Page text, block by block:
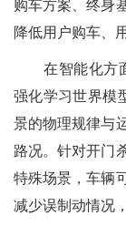
购车方案、终身
降低用户购车、
在智能化方面
强化学习世界模
景的物理规律与
路况。针对开门
特殊场景，车辆
减少误制动情况